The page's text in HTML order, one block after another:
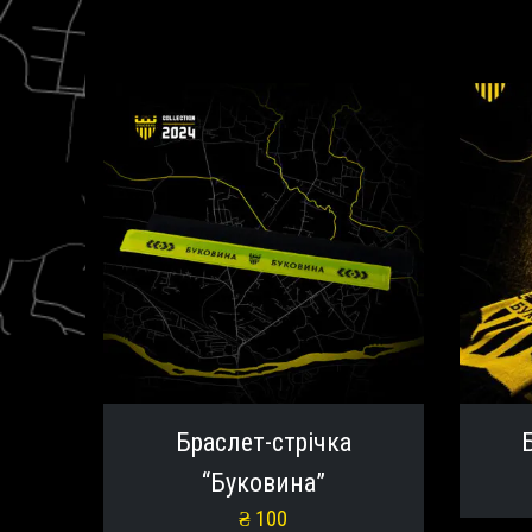
Браслет-стрічка
“Буковина”
₴ 100